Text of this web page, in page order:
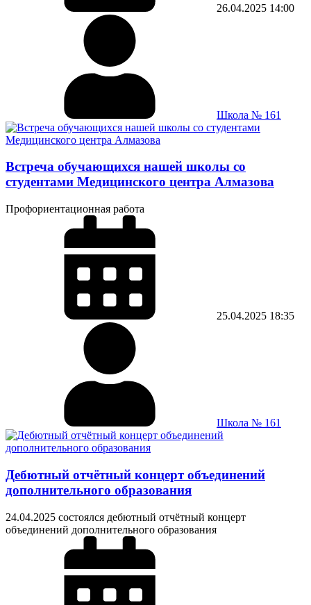
26.04.2025 14:00
Школа № 161
Встреча обучающихся нашей школы со
студентами Медицинского центра Алмазова
Профориентационная работа
25.04.2025 18:35
Школа № 161
Дебютный отчётный концерт объединений
дополнительного образования
24.04.2025 состоялся дебютный отчётный концерт
объединений дополнительного образования